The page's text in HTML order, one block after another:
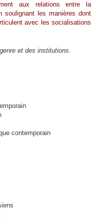
aux relations entre la
soulignant les manières dont
avec les socialisations
et des institutions.
contemporain